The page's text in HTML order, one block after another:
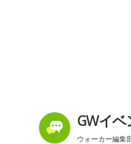
GWイ
ウォーカー編集